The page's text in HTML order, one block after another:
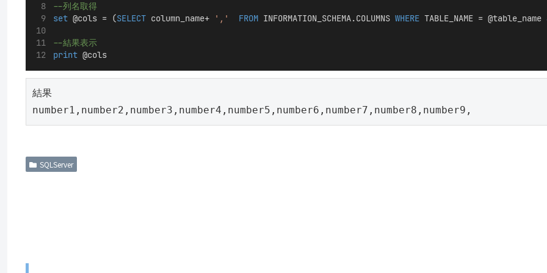
--列名取得
set @cols = (SELECT column_name+ ',' FROM INFORMATION_SCHEMA.COLUMNS WHERE TABLE_NAME = @table_name
--結果表示
print @cols
結果
number1,number2,number3,number4,number5,number6,number7,number8,number9,
SQLServer